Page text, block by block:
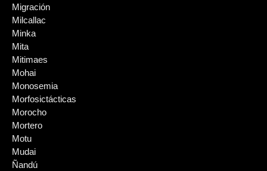
Migración
Milcallac
Minka
Mita
Mitimaes
Mohai
Monosemia
Morfosictácticas
Morocho
Mortero
Motu
Mudai
Ñandú